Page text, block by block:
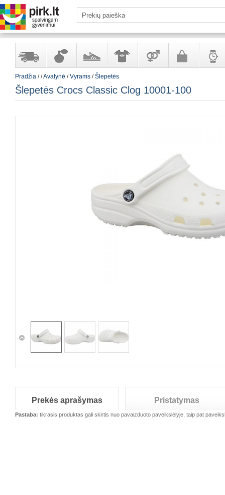
Yra
sandėlyje
ir
kosmetika
ir
aksesuarai
suaugusiems
Pradžia //Avalynė /Vyrams /Šlepetės
Šlepetės Crocs Classic Clog 10001-100
Prekės aprašymas Pristatymas
Pastaba: tikrasis produktas gali skirtis nuo pavaizduoto paveikslėlyje, taip pat